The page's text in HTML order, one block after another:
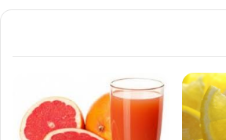
أفضل خلطات زيت الزيتون